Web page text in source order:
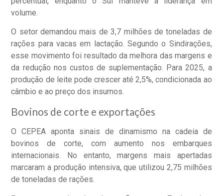
volume.
O setor demandou mais de 3,7 milhões de toneladas de
rações para vacas em lactação. Segundo o Sindirações,
esse movimento foi resultado da melhora das margens e
da redução nos custos de suplementação. Para 2025, a
produção de leite pode crescer até 2,5%, condicionada ao
câmbio e ao preço dos insumos.
Bovinos de corte e exportações
O CEPEA aponta sinais de dinamismo na cadeia de
bovinos de corte, com aumento nos embarques
internacionais. No entanto, margens mais apertadas
marcaram a produção intensiva, que utilizou 2,75 milhões
de toneladas de rações.